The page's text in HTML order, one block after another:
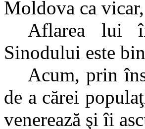
Moldova ca
Aflarea lui
Sinodului este
Acum, prin
de a cărei
venerează şi îi